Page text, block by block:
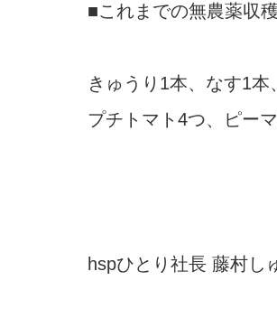
■これまでの無農薬収
きゅうり1本、なす1本、
プチトマト4つ、ピー
hspひとり社長 藤村し